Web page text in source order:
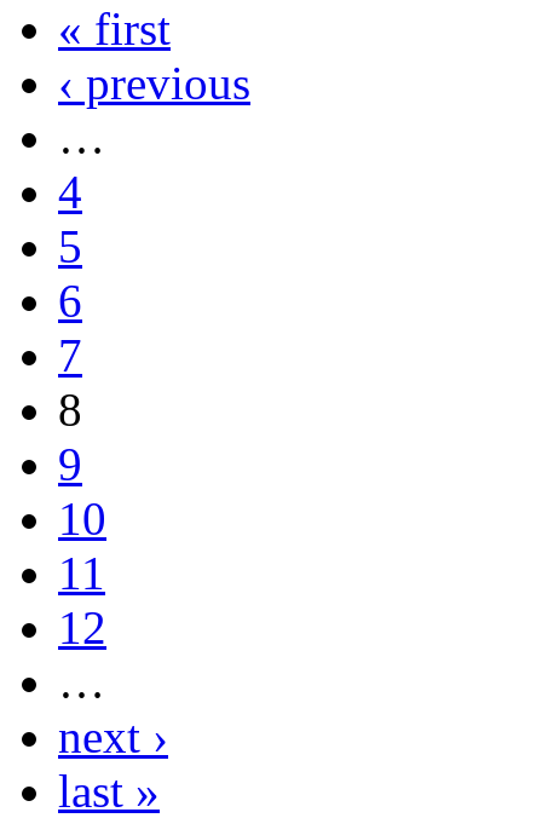
« first
‹ previous
…
4
5
6
7
8
9
10
11
12
…
next ›
last »